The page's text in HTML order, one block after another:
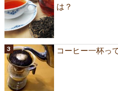
は？
コーヒー一杯っ